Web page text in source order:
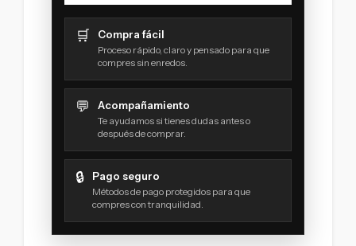
🛒 Compra fácil
Proceso rápido, claro y pensado para que
compres sin enredos.
💬 Acompañamiento
Te ayudamos si tienes dudas antes o
después de comprar.
🔒 Pago seguro
Métodos de pago protegidos para que
compres con tranquilidad.